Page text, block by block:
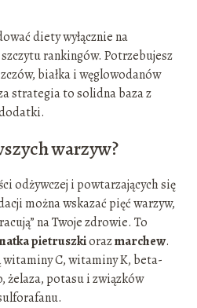
diety wyłącznie na
rankingów. Potrzebujesz
białka i węglowodanów
strategia to solidna baza z
warzyw?
odżywczej i powtarzających się
można wskazać pięć warzyw,
na Twoje zdrowie. To
natka pietruszkiorazmarchew.
C, witaminy K, beta-
żelaza, potasu i związków